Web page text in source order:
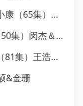
刘月涛&白晶晶
闵杰＆崔晓萱
浩翔＆马乐婕
&金珊